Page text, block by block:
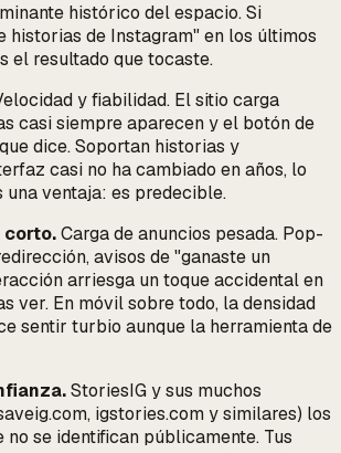
histórico del espacio. Si
historias de Instagram" en los últimos
el resultado que tocaste.
y fiabilidad. El sitio carga
casi siempre aparecen y el botón de
dice. Soportan historias y
casi no ha cambiado en años, lo
una ventaja: es predecible.
corto.Carga de anuncios pesada. Pop-
avisos de "ganaste un
arriesga un toque accidental en
ver. En móvil sobre todo, la densidad
sentir turbio aunque la herramienta de
StoriesIG y sus muchos
igstories.com y similares) los
no se identifican públicamente. Tus